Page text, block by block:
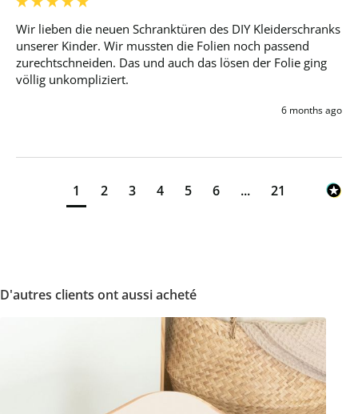
Wir lieben die neuen Schranktüren des DIY Kleiderschranks
unserer Kinder. Wir mussten die Folien noch passend
zurechtschneiden. Das und auch das lösen der Folie ging
völlig unkompliziert.
6 months ago
1 2 3 4 5 6 ... 21
D'autres clients ont aussi acheté